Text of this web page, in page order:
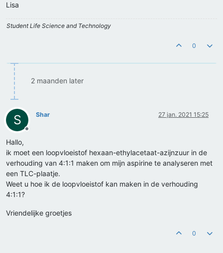
Lisa
Student Life Science and Technology
0
2 maanden later
S
Offline
Shar 27 jan. 2021 15:25
Hallo,
ik moet een loopvloeistof hexaan-ethylacetaat-azijnzuur in de
verhouding van 4:1:1 maken om mijn aspirine te analyseren met
een TLC-plaatje.
Weet u hoe ik de loopvloeistof kan maken in de verhouding
4:1:1?
Vriendelijke groetjes
0